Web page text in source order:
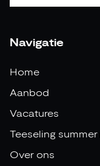
Navigatie
Home
Aanbod
Vacatures
Teeseling summer
Over ons